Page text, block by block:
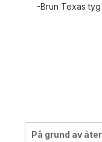
-Brun Texas tyg
På grund av